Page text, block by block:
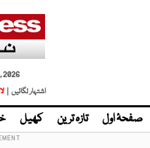
2026
اشتہار لگائیں |
صفحۂ اول تازہ ترین کھیل